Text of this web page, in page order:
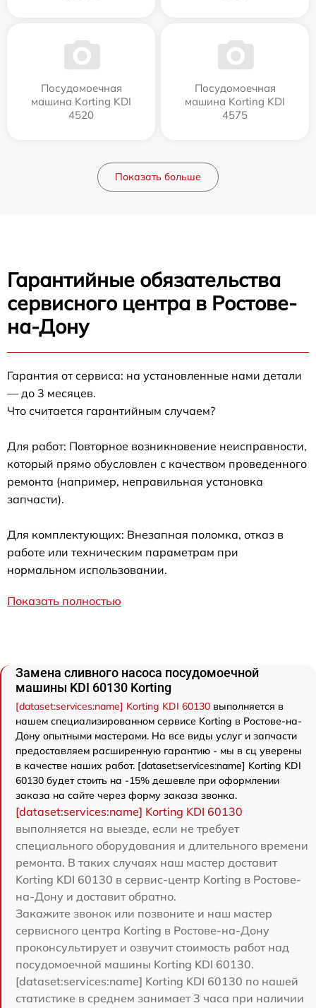
Посудомоечная
машина Korting KDI
4520
Посудомоечная
машина Korting KDI
4575
Показать больше
Гарантийные обязательства
сервисного центра в Ростове-
на-Дону
Гарантия от сервиса: на установленные нами детали
— до 3 месяцев.
Что считается гарантийным случаем?
Для работ: Повторное возникновение неисправности,
который прямо обусловлен с качеством проведенного
ремонта (например, неправильная установка
запчасти).
Для комплектующих: Внезапная поломка, отказ в
работе или техническим параметрам при
нормальном использовании.
Показать полностью
Замена сливного насоса посудомоечной
машины KDI 60130 Korting
[dataset:services:name] Korting KDI 60130 выполняется в
нашем специализированном сервисе Korting в Ростове-на-
Дону опытными мастерами. На все виды услуг и запчасти
предоставляем расширенную гарантию - мы в сц уверены
в качестве наших работ. [dataset:services:name] Korting KDI
60130 будет стоить на -15% дешевле при оформлении
заказа на сайте через форму заказа звонка.
[dataset:services:name] Korting KDI 60130
выполняется на выезде, если не требует
специального оборудования и длительного времени
ремонта. В таких случаях наш мастер доставит
Korting KDI 60130 в сервис-центр Korting в Ростове-
на-Дону и доставит обратно.
Закажите звонок или позвоните и наш мастер
сервисного центра Korting в Ростове-на-Дону
проконсультирует и озвучит стоимость работ над
посудомоечной машины Korting KDI 60130.
[dataset:services:name] Korting KDI 60130 по нашей
статистике в среднем занимает 3 часа при наличии